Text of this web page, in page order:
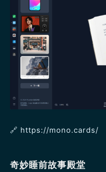
🔗 https://mono.cards/
奇妙睡前故事殿堂